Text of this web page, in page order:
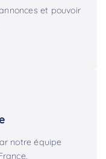
et pouvoir
notre équipe